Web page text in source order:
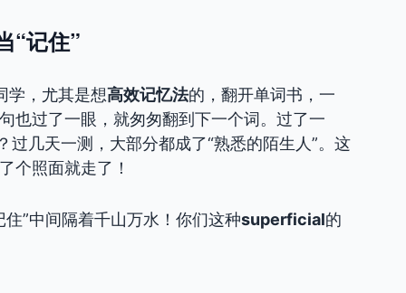
“记住”
学，尤其是想高效记忆法的，翻开单词书，一
也过了一眼，就匆匆翻到下一个词。过了一
过几天一测，大部分都成了“熟悉的陌生人”。这
个照面就走了！
住”中间隔着千山万水！你们这种superficial的